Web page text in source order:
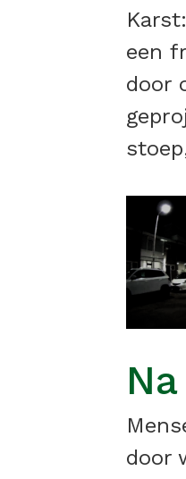
een
door
door